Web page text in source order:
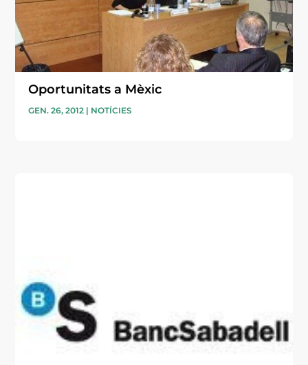
Oportunitats a Mèxic
GEN. 26, 2012 | NOTÍCIES